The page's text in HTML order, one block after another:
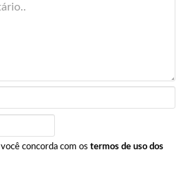
concorda com os termos de uso dos